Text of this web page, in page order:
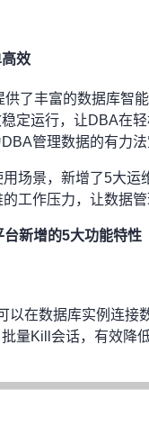
效
了丰富的数据库智
定运行，让DBA在
管理数据的有力法
场景，新增了5大运
工作压力，让数据管
新增的5大功能特性
在数据库实例连接
量Kill会话，有效降